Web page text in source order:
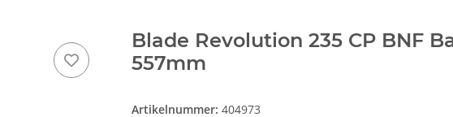
Blade Revolution 235 CP BNF
557mm
Artikelnummer: 404973